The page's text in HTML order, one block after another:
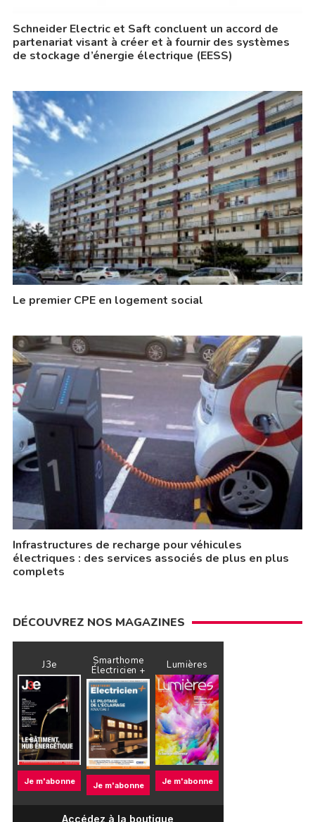
Schneider Electric et Saft concluent un accord de
partenariat visant à créer et à fournir des systèmes
de stockage d’énergie électrique (EESS)
Le premier CPE en logement social
Infrastructures de recharge pour véhicules
électriques : des services associés de plus en plus
complets
DÉCOUVREZ NOS MAGAZINES
J3e
Je m'abonne
Smarthome
Électricien +
Je m'abonne
Lumières
Je m'abonne
Accédez à la boutique